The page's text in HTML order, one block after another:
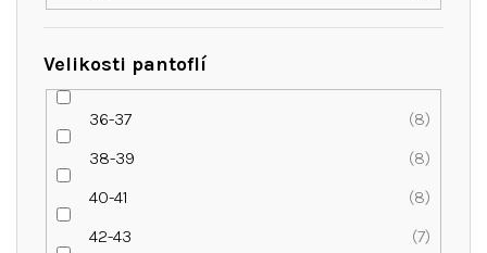
Velikosti pantoflí
36-37
8
38-39
8
40-41
8
42-43
7